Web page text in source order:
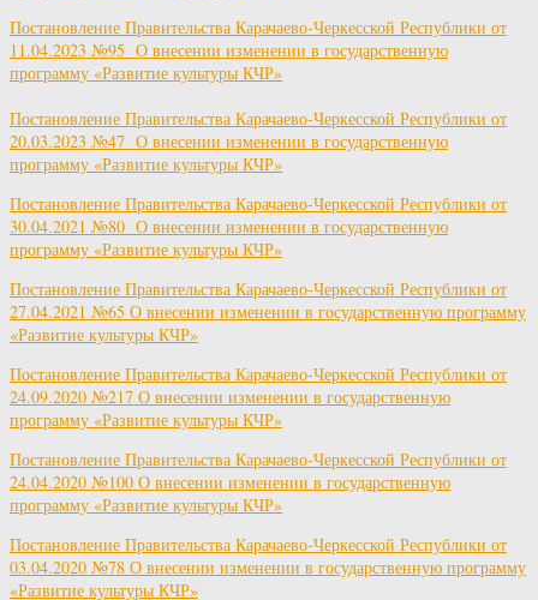
Постановление Правительства Карачаево-Черкесской Республики от
11.04.2023 №95 О внесении изменении в государственную
программу «Развитие культуры КЧР»
Постановление Правительства Карачаево-Черкесской Республики от
20.03.2023 №47 О внесении изменении в государственную
программу «Развитие культуры КЧР»
Постановление Правительства Карачаево-Черкесской Республики от
30.04.2021 №80 О внесении изменении в государственную
программу «Развитие культуры КЧР»
Постановление Правительства Карачаево-Черкесской Республики от
27.04.2021 №65 О внесении изменении в государственную программу
«Развитие культуры КЧР»
Постановление Правительства Карачаево-Черкесской Республики от
24.09.2020 №217 О внесении изменении в государственную
программу «Развитие культуры КЧР»
Постановление Правительства Карачаево-Черкесской Республики от
24.04.2020 №100 О внесении изменении в государственную
программу «Развитие культуры КЧР»
Постановление Правительства Карачаево-Черкесской Республики от
03.04.2020 №78 О внесении изменении в государственную программу
«Развитие культуры КЧР»